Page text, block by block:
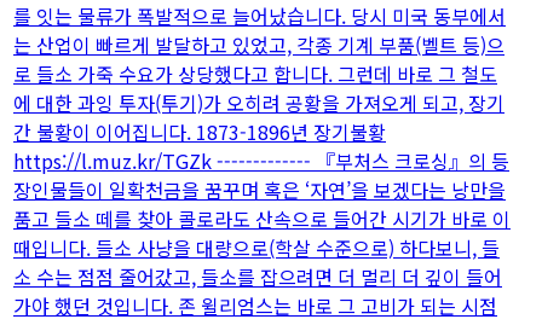
를 잇는 물류가 폭발적으로 늘어났습니다. 당시 미국 동부에서
는 산업이 빠르게 발달하고 있었고, 각종 기계 부품(벨트 등)으
로 들소 가죽 수요가 상당했다고 합니다. 그런데 바로 그 철도
에 대한 과잉 투자(투기)가 오히려 공황을 가져오게 되고, 장기
간 불황이 이어집니다. 1873-1896년 장기불황
https://l.muz.kr/TGZk ------------- 『부처스 크로싱』의 등
장인물들이 일확천금을 꿈꾸며 혹은 ‘자연’을 보겠다는 낭만을
품고 들소 떼를 찾아 콜로라도 산속으로 들어간 시기가 바로 이
때입니다. 들소 사냥을 대량으로(학살 수준으로) 하다보니, 들
소 수는 점점 줄어갔고, 들소를 잡으려면 더 멀리 더 깊이 들어
가야 했던 것입니다. 존 윌리엄스는 바로 그 고비가 되는 시점